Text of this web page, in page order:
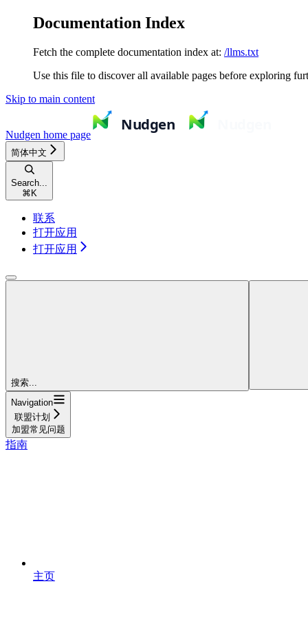
Documentation Index
Fetch the complete documentation index at: /llms.txt
Use this file to discover all available pages before exploring
Skip to main content
Nudgen home page
简体中文
Search...
⌘ K
联系
打开应用
打开应用
搜索...
Navigation
联盟计划
加盟常见问题
指南
主页